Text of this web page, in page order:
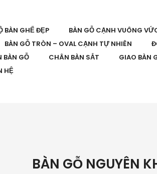
BÀN GHẾ ĐẸP BÀN GỖ CẠNH VUÔNG
BÀN GỖ TRÒN – OVAL CẠNH TỰ NHIÊN
BÀN GỖ CHÂN BÀN SẮT
GIAO BÀN
HỆ
BÀN GỖ NGUYÊN